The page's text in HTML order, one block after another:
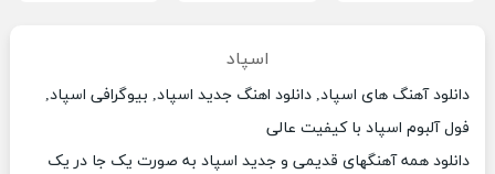
اسپاد
دانلود آهنگ های اسپاد, دانلود اهنگ جدید اسپاد, بیوگرافی اسپاد,
فول آلبوم اسپاد با کیفیت عالی
دانلود همه آهنگهای قدیمی و جدید اسپاد به صورت یک جا در یک